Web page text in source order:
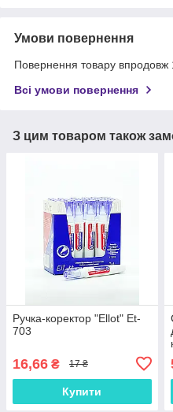
Умови повернення
Повернення товару впродовж
Всі умови повернення
З цим товаром також
Ручка-коректор "Ellot" Et-
703
16,66 ₴ 17 ₴
Купити